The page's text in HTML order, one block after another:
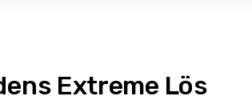
Extreme Lös